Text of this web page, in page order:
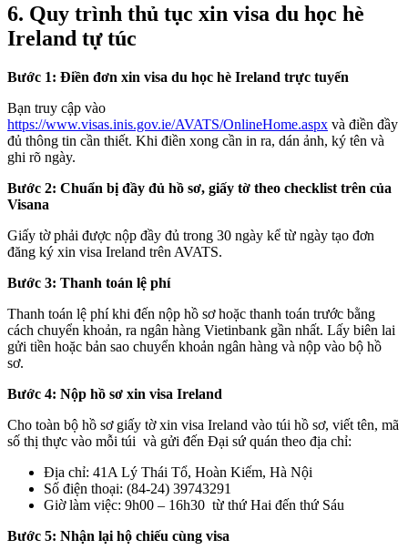
6. Quy trình thủ tục xin visa du học hè
Ireland tự túc
Bước 1: Điền đơn xin visa du học hè Ireland trực tuyến
Bạn truy cập vào
https://www.visas.inis.gov.ie/AVATS/OnlineHome.aspx và điền đầy
đủ thông tin cần thiết. Khi điền xong cần in ra, dán ảnh, ký tên và
ghi rõ ngày.
Bước 2: Chuẩn bị đầy đủ hồ sơ, giấy tờ theo checklist trên của
Visana
Giấy tờ phải được nộp đầy đủ trong 30 ngày kể từ ngày tạo đơn
đăng ký xin visa Ireland trên AVATS.
Bước 3: Thanh toán lệ phí
Thanh toán lệ phí khi đến nộp hồ sơ hoặc thanh toán trước bằng
cách chuyển khoản, ra ngân hàng Vietinbank gần nhất. Lấy biên lai
gửi tiền hoặc bản sao chuyển khoản ngân hàng và nộp vào bộ hồ
sơ.
Bước 4: Nộp hồ sơ xin visa Ireland
Cho toàn bộ hồ sơ giấy tờ xin visa Ireland vào túi hồ sơ, viết tên, mã
số thị thực vào mỗi túi và gửi đến Đại sứ quán theo địa chỉ:
Địa chỉ: 41A Lý Thái Tổ, Hoàn Kiếm, Hà Nội
Số điện thoại: (84-24) 39743291
Giờ làm việc: 9h00 – 16h30 từ thứ Hai đến thứ Sáu
Bước 5: Nhận lại hộ chiếu cùng visa